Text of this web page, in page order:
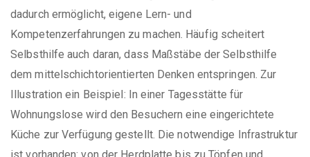
dadurch ermöglicht, eigene Lern- und
Kompetenzerfahrungen zu machen. Häufig scheitert
Selbsthilfe auch daran, dass Maßstäbe der Selbsthilfe
dem mittelschichtorientierten Denken entspringen. Zur
Illustration ein Beispiel: In einer Tagesstätte für
Wohnungslose wird den Besuchern eine eingerichtete
Küche zur Verfügung gestellt. Die notwendige Infrastruktur
ist vorhanden: von der Herdplatte bis zu Töpfen und